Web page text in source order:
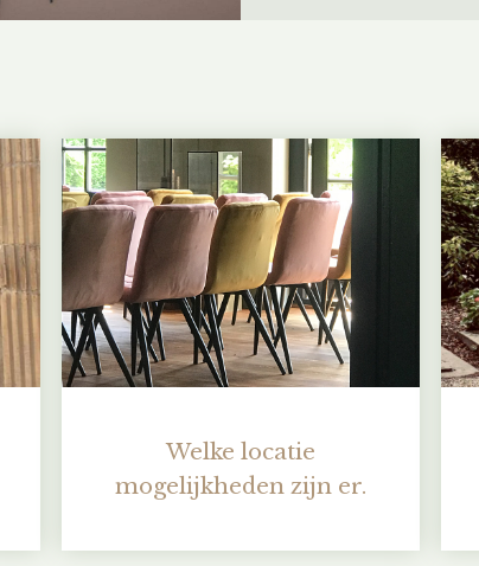
Welke locatie
mogelijkheden zijn er.